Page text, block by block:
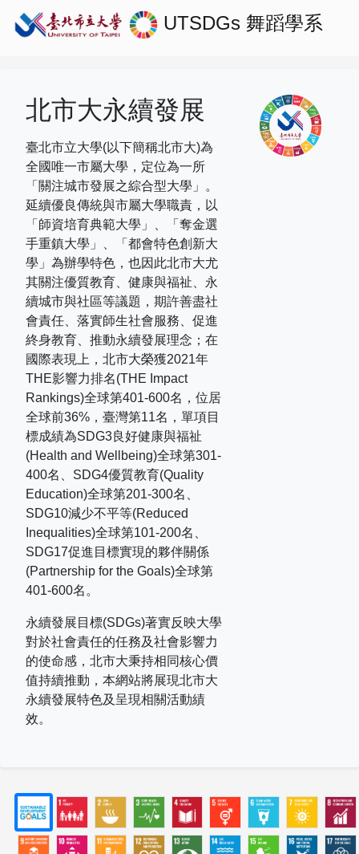
UTSDGs 舞蹈學系
北市大永續發展
臺北市立大學(以下簡稱北市大)為
全國唯一市屬大學，定位為一所
「關注城市發展之綜合型大學」。
延續優良傳統與市屬大學職責，以
「師資培育典範大學」、「奪金選
手重鎮大學」、「都會特色創新大
學」為辦學特色，也因此北市大尤
其關注優質教育、健康與福祉、永
續城市與社區等議題，期許善盡社
會責任、落實師生社會服務、促進
終身教育、推動永續發展理念；在
國際表現上， 北市大榮獲2021年
THE影響力排名(THE Impact
Rankings)全球第401-600名，位居
全球前36% ，臺灣第11名，單項目
標成績為SDG3良好健康與福祉
(Health and Wellbeing)全球第301-
400名、 SDG4優質教育(Quality
Education)全球第201-300名、
SDG10減少不平等(Reduced
Inequalities)全球第101-200名、
SDG17促進目標實現的夥伴關係
(Partnership for the Goals)全球第
401-600名。
永續發展目標(SDGs)著實反映大學
對於社會責任的任務及社會影響力
的使命感，北市大秉持相同核心價
值持續推動，本網站將展現北市大
永續發展特色及呈現相關活動績
效。